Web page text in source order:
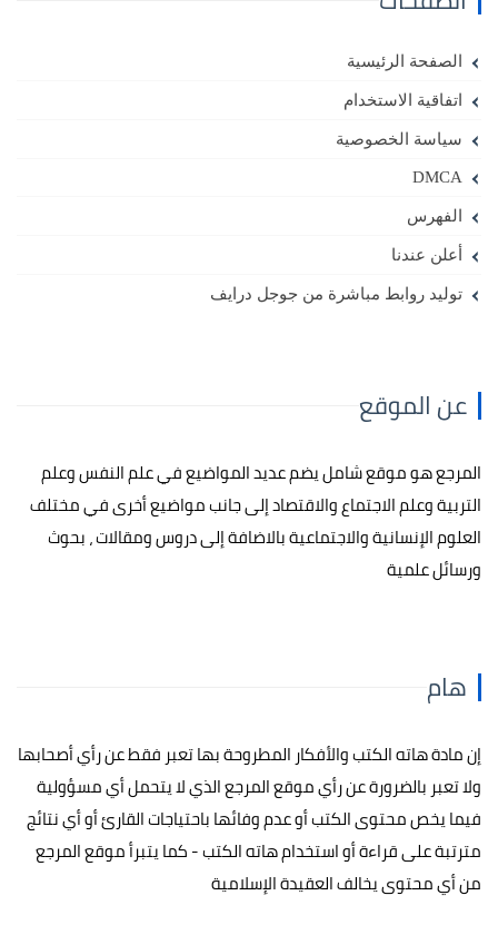
الصفحة الرئيسية
اتفاقية الاستخدام
سياسة الخصوصية
DMCA
الفهرس
أعلن عندنا
توليد روابط مباشرة من جوجل درايف
عن الموقع
المرجع هو موقع شامل يضم عديد المواضيع في علم النفس وعلم
التربية وعلم الاجتماع والاقتصاد إلى جانب مواضيع أخرى في مختلف
العلوم الإنسانية والاجتماعية بالاضافة إلى دروس ومقالات ، بحوث
ورسائل علمية
هام
إن مادة هاته الكتب والأفكار المطروحة بها تعبر فقط عن رأي أصحابها
ولا تعبر بالضرورة عن رأي موقع المرجع الذي لا يتحمل أي مسؤولية
فيما يخص محتوى الكتب أو عدم وفائها باحتياجات القارئ أو أي نتائج
مترتبة على قراءة أو استخدام هاته الكتب - كما يتبرأ موقع المرجع
من أي محتوى يخالف العقيدة الإسلامية